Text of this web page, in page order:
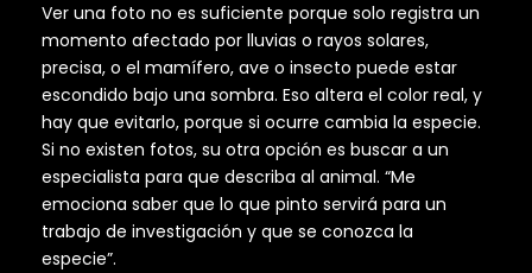
Ver una foto no es suficiente porque solo registra un
momento afectado por lluvias o rayos solares,
precisa, o el mamífero, ave o insecto puede estar
escondido bajo una sombra. Eso altera el color real, y
hay que evitarlo, porque si ocurre cambia la especie.
Si no existen fotos, su otra opción es buscar a un
especialista para que describa al animal. “Me
emociona saber que lo que pinto servirá para un
trabajo de investigación y que se conozca la
especie”.